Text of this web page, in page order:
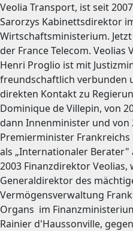
Veolia Transport, ist seit
Sarorzys Kabinettsdirektor
Wirtschaftsministerium.
der France Telecom.
Henri Proglio ist mit
freundschaftlich verbunden
direkten Kontakt zu
Dominique de Villepin, von
dann Innenminister und von
Premierminister
als „Internationaler Berater"
2003 Finanzdirektor
Generaldirektor des
Vermögensverwaltung
Organs im
Rainier d'Haussonville,